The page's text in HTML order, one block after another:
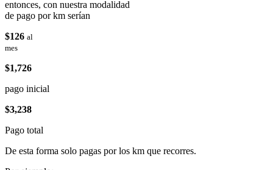
entonces, con nuestra modalidad
de pago por km serían
$126 al
mes
$1,726
pago inicial
$3,238
Pago total
De esta forma solo pagas por los km que recorres.